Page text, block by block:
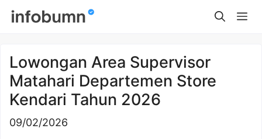
Skip
Lowongan Area Supervisor
Matahari Departemen Store
Kendari Tahun 2026
09/02/2026